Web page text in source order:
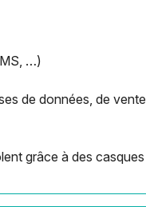
…)
de données, de vente
grâce à des casques